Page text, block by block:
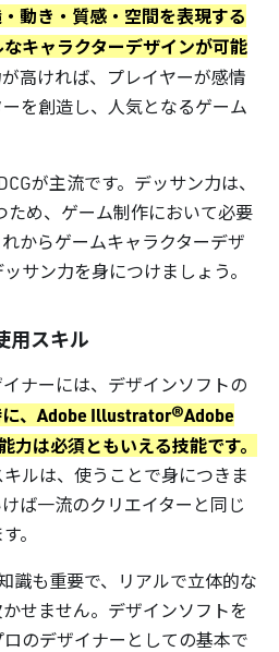
動き・質感・空間を表現する
キャラクターデザインが可能
高ければ、プレイヤーが感情
を創造し、人気となるゲーム
が主流です。デッサン力は、
ため、ゲーム制作において必要
からゲームキャラクターデザ
サン力を身につけましょう。
用スキル
ナーには、デザインソフトの
、Adobe Illustrator®️Adobe
は必須ともいえる技能です。
ルは、使うことで身につきま
ば一流のクリエイターと同じ
。
識も重要で、リアルで立体的な
せません。デザインソフトを
のデザイナーとしての基本で